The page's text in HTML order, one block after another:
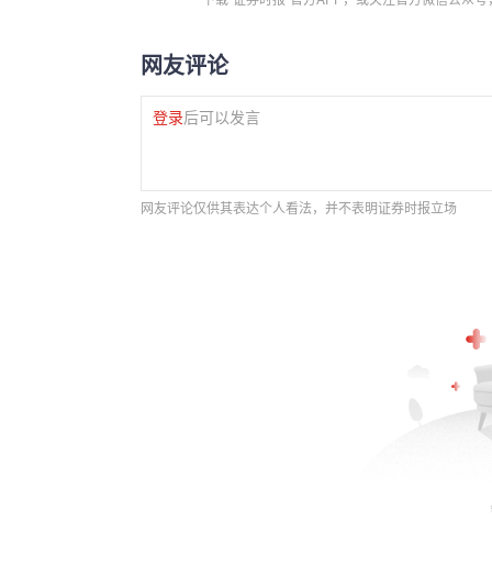
网友评论
登录后可以发言
网友评论仅供其表达个人看法，并不表明证券时报立场